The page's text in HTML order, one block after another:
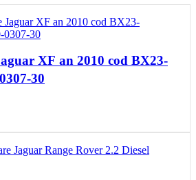
XF an 2010 cod BX23-
7370-0307-30